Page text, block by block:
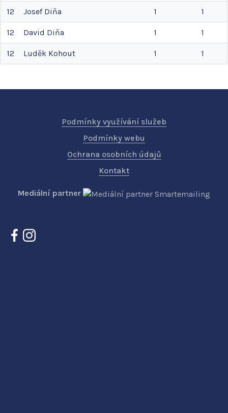
12 Josef Diňa 1 1
12 David Diňa 1 1
12 Luděk Kohout 1 1
Podmínky využívání služeb
Podmínky webu
Ochrana osobních údajů
Kontakt
Mediální partner